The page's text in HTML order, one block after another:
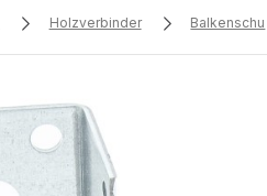
Holzverbinder Balkenschu